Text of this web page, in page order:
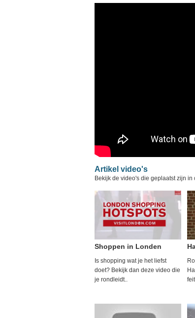
Artikel video's
Bekijk de video's die geplaatst zijn in
Shoppen in Londen
Is shopping wat je het liefst
doet? Bekijk dan deze video die
je rondleidt..